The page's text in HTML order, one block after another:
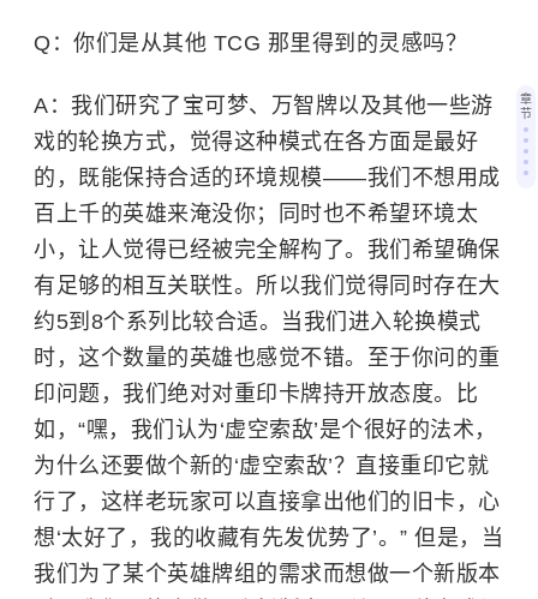
Q：你们是从其他 TCG 那里得到的灵感吗？
A：我们研究了宝可梦、万智牌以及其他一些游
戏的轮换方式，觉得这种模式在各方面是最好
的，既能保持合适的环境规模——我们不想用成
百上千的英雄来淹没你；同时也不希望环境太
小，让人觉得已经被完全解构了。我们希望确保
有足够的相互关联性。所以我们觉得同时存在大
约5到8个系列比较合适。当我们进入轮换模式
时，这个数量的英雄也感觉不错。至于你问的重
印问题，我们绝对对重印卡牌持开放态度。比
如，“嘿，我们认为‘虚空索敌’是个很好的法术，
为什么还要做个新的‘虚空索敌’？直接重印它就
行了，这样老玩家可以直接拿出他们的旧卡，心
想‘太好了，我的收藏有先发优势了’。” 但是，当
我们为了某个英雄牌组的需求而想做一个新版本
章
节